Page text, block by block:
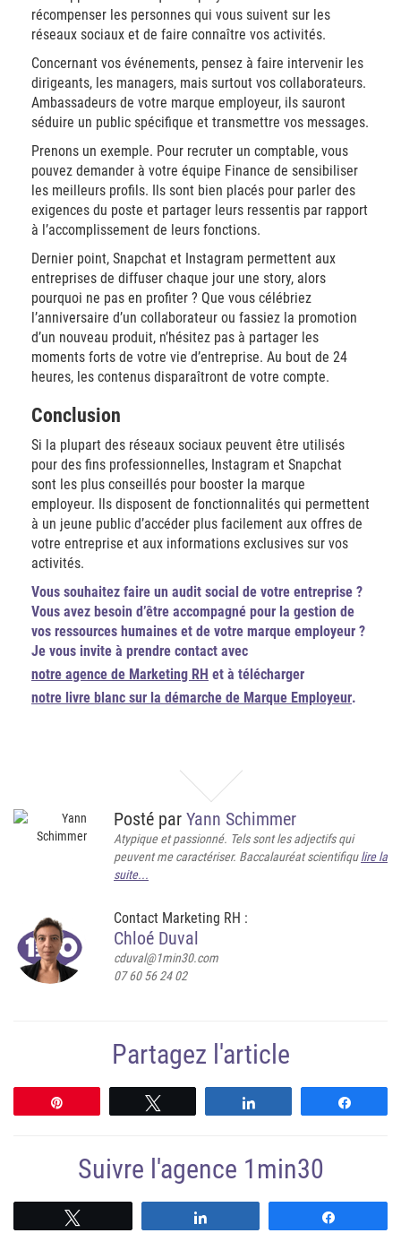
récompenser les personnes qui vous suivent sur les
réseaux sociaux et de faire connaître vos activités.
Concernant vos événements, pensez à faire intervenir les
dirigeants, les managers, mais surtout vos collaborateurs.
Ambassadeurs de votre marque employeur, ils sauront
séduire un public spécifique et transmettre vos messages.
Prenons un exemple. Pour recruter un comptable, vous
pouvez demander à votre équipe Finance de sensibiliser
les meilleurs profils. Ils sont bien placés pour parler des
exigences du poste et partager leurs ressentis par rapport
à l’accomplissement de leurs fonctions.
Dernier point, Snapchat et Instagram permettent aux
entreprises de diffuser chaque jour une story, alors
pourquoi ne pas en profiter ? Que vous célébriez
l’anniversaire d’un collaborateur ou fassiez la promotion
d’un nouveau produit, n’hésitez pas à partager les
moments forts de votre vie d’entreprise. Au bout de 24
heures, les contenus disparaîtront de votre compte.
Conclusion
Si la plupart des réseaux sociaux peuvent être utilisés
pour des fins professionnelles, Instagram et Snapchat
sont les plus conseillés pour booster la marque
employeur. Ils disposent de fonctionnalités qui permettent
à un jeune public d’accéder plus facilement aux offres de
votre entreprise et aux informations exclusives sur vos
activités.
Vous souhaitez faire un audit social de votre entreprise ?
Vous avez besoin d’être accompagné pour la gestion de
vos ressources humaines et de votre marque employeur ?
Je vous invite à prendre contact avec
notre agence de Marketing RH et à télécharger
notre livre blanc sur la démarche de Marque Employeur.
Posté par Yann Schimmer
Atypique et passionné. Tels sont les adjectifs qui
peuvent me caractériser. Baccalauréat scientifiqulire la
suite...
Contact Marketing RH :
Chloé Duval
cduval@1min30.com
07 60 56 24 02
Partagez l'article
Suivre l'agence 1min30